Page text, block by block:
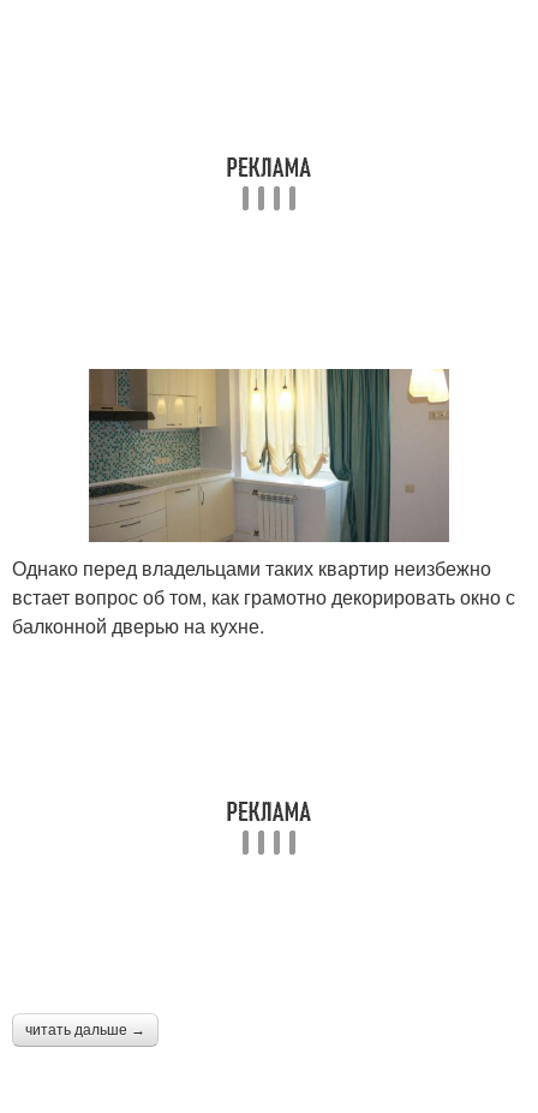
Однако перед владельцами таких квартир неизбежно
встает вопрос об том, как грамотно декорировать окно с
балконной дверью на кухне.
читать дальше →